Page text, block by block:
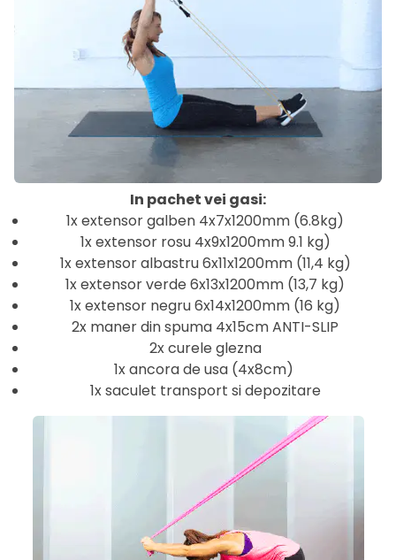
In pachet vei gasi:
1x extensor galben 4x7x1200mm (6.8kg)
1x extensor rosu 4x9x1200mm 9.1 kg)
1x extensor albastru 6x11x1200mm (11,4 kg)
1x extensor verde 6x13x1200mm (13,7 kg)
1x extensor negru 6x14x1200mm (16 kg)
2x maner din spuma 4x15cm ANTI-SLIP
2x curele glezna
1x ancora de usa (4x8cm)
1x saculet transport si depozitare